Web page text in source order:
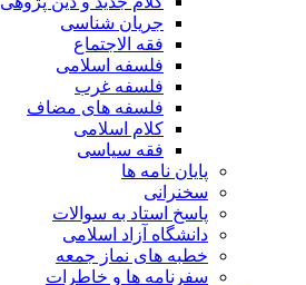
جریان شناسی
فقه الاجتماع
فلسفه اسلامی
فلسفه غرب
فلسفه های مضاف
کلام اسلامی
فقه سیاسی
پایان نامه ها
سخنرانی
پاسخ استاد به سوالات
دانشگاه آزاد اسلامی
خطبه های نماز جمعه
سفرنامه ها و خاطرات